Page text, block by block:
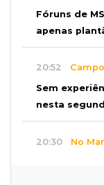
Fóruns de
apenas
20:52
Sem
nesta
20:30 No